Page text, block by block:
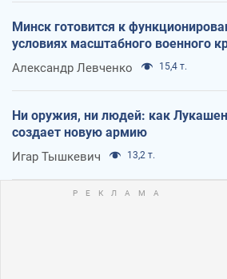
Минск готовится к
условиях масштабного военного
Александр Левченко 15,4 т.
Ни оружия, ни людей: как
создает новую армию
Игар Тышкевич 13,2 т.